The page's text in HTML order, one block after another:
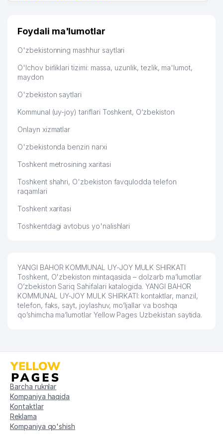
Foydali ma'lumotlar
O'zbekistonning mashhur saytlari
O'lchov birliklari tizimi: massa, uzunlik, tezlik, ma'lumot,
maydon
O'zbekiston saytlari
Kommunal (uy-joy) tariflari Toshkent, O‘zbekiston
Onlayn xizmatlar
O'zbekistonda benzin narxi
Toshkent metrosining xaritasi
Toshkent shahri, O'zbekiston favqulodda telefon
raqamlari
Toshkent xaritasi
Toshkentdagi avtobus yo'nalishlari
YANGI BAHOR KOMMUNAL UY-JOY MULK SHIRKATI
Toshkent, O'zbekiston mintaqasida – dolzarb ma’lumotlar
O’zbekiston Sariq Sahifalari katalogida. YANGI BAHOR
KOMMUNAL UY-JOY MULK SHIRKATI: kontaktlar, manzil,
telefon, faks, sayt, joylashuv, mo’ljallar va boshqa
qo’shimcha ma’lumotlar Yellow Pages Uzbekistan saytida.
Barcha ruknlar
Kompaniya haqida
Kontaktlar
Reklama
Kompaniya qo'shish